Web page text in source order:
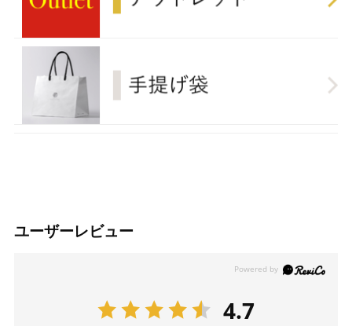
ユーザーレビュー
4.7